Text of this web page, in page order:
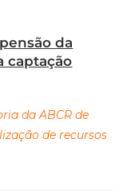
captação
de recursos